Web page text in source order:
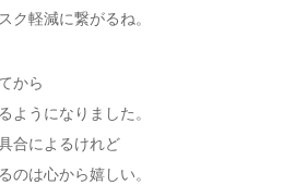
ク軽減に繋がるね。
から
ようになりました。
合によるけれど
のは心から嬉しい。